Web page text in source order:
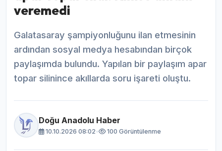
veremedi
Galatasaray şampiyonluğunu ilan etmesinin
ardından sosyal medya hesabından birçok
paylaşımda bulundu. Yapılan bir paylaşım apar
topar silinince akıllarda soru işareti oluştu.
Doğu Anadolu Haber
10.10.2026 08:02• 100 Görüntülenme